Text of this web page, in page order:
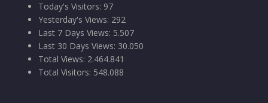
Today's Visitors: 97
Yesterday's Views: 292
Last 7 Days Views: 5.507
Last 30 Days Views: 30.050
Total Views: 2.464.841
Total Visitors: 548.088